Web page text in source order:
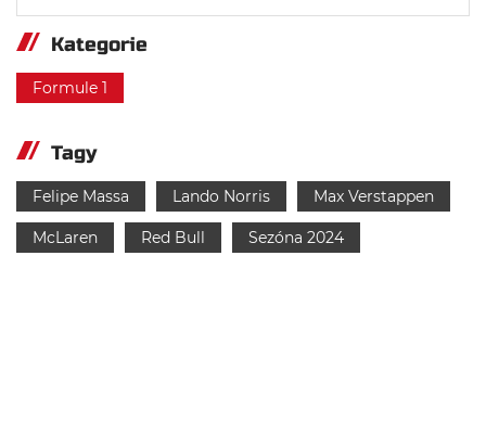
Kategorie
Formule 1
Tagy
Felipe Massa Lando Norris Max Verstappen
McLaren Red Bull Sezóna 2024